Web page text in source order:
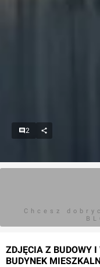
2
Chcesz
ZDJĘCIA Z BUDOWY
BUDYNEK